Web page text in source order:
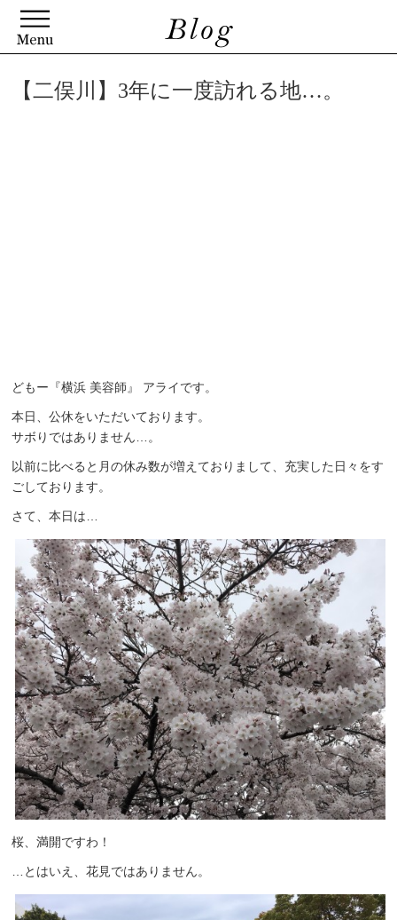
【二俣川】3年に一度訪れる地…。
どもー『横浜 美容師』 アライです。
本日、公休をいただいております。
サボりではありません…。
以前に比べると月の休み数が増えておりまして、充実した日々をす
ごしております。
さて、本日は…
桜、満開ですわ！
…とはいえ、花見ではありません。